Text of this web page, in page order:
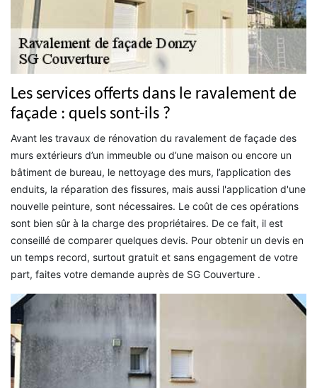
Les services offerts dans le ravalement de
façade : quels sont-ils ?
Avant les travaux de rénovation du ravalement de façade des
murs extérieurs d’un immeuble ou d’une maison ou encore un
bâtiment de bureau, le nettoyage des murs, l’application des
enduits, la réparation des fissures, mais aussi l'application d'une
nouvelle peinture, sont nécessaires. Le coût de ces opérations
sont bien sûr à la charge des propriétaires. De ce fait, il est
conseillé de comparer quelques devis. Pour obtenir un devis en
un temps record, surtout gratuit et sans engagement de votre
part, faites votre demande auprès de SG Couverture .